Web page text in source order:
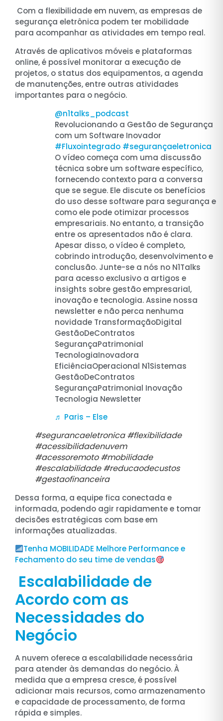
Com a flexibilidade em nuvem, as empresas de
segurança eletrônica podem ter mobilidade
para acompanhar as atividades em tempo real.
Através de aplicativos móveis e plataformas
online, é possível monitorar a execução de
projetos, o status dos equipamentos, a agenda
de manutenções, entre outras atividades
importantes para o negócio.
@n1talks_podcast
Revolucionando a Gestão de Segurança
com um Software Inovador
#Fluxointegrado #segurançaeletronica
O vídeo começa com uma discussão
técnica sobre um software específico,
fornecendo contexto para a conversa
que se segue. Ele discute os benefícios
do uso desse software para segurança e
como ele pode otimizar processos
empresariais. No entanto, a transição
entre os apresentados não é clara.
Apesar disso, o vídeo é completo,
cobrindo introdução, desenvolvimento e
conclusão. Junte-se a nós no N1Talks
para acesso exclusivo a artigos e
insights sobre gestão empresarial,
inovação e tecnologia. Assine nossa
newsletter e não perca nenhuma
novidade TransformaçãoDigital
GestãoDeContratos
SegurançaPatrimonial
TecnologiaInovadora
EficiênciaOperacional N1Sistemas
GestãoDeContratos
SegurançaPatrimonial Inovação
Tecnologia Newsletter
♬ Paris – Else
#segurancaeletronica #flexibilidade
#acessibilidadenuvem
#acessoremoto #mobilidade
#escalabilidade #reducaodecustos
#gestaofinanceira
Dessa forma, a equipe fica conectada e
informada, podendo agir rapidamente e tomar
decisões estratégicas com base em
informações atualizadas.
Tenha MOBILIDADE Melhore Performance e
Fechamento do seu time de vendas
Escalabilidade de
Acordo com as
Necessidades do
Negócio
A nuvem oferece a escalabilidade necessária
para atender às demandas do negócio. À
medida que a empresa cresce, é possível
adicionar mais recursos, como armazenamento
e capacidade de processamento, de forma
rápida e simples.